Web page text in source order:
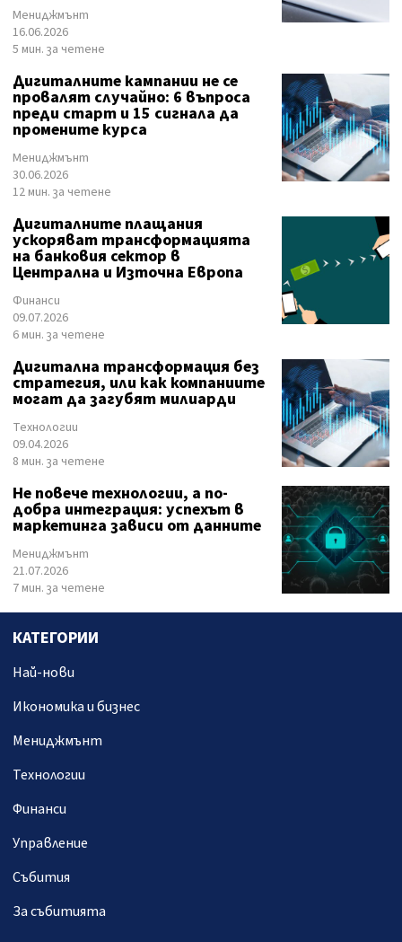
Мениджмънт
16.06.2026
5 мин. за четене
Дигиталните кампании не се
провалят случайно: 6 въпроса
преди старт и 15 сигнала да
промените курса
Мениджмънт
30.06.2026
12 мин. за четене
Дигиталните плащания
ускоряват трансформацията
на банковия сектор в
Централна и Източна Европа
Финанси
09.07.2026
6 мин. за четене
Дигитална трансформация без
стратегия, или как компаниите
могат да загубят милиарди
Технологии
09.04.2026
8 мин. за четене
Не повече технологии, а по-
добра интеграция: успехът в
маркетинга зависи от данните
Мениджмънт
21.07.2026
7 мин. за четене
КАТЕГОРИИ
Най-нови
Икономика и бизнес
Мениджмънт
Технологии
Финанси
Управление
Събития
За събитията